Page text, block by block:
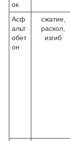
ок
Асф
альт
обет
он
сжатие,
раскол,
изгиб